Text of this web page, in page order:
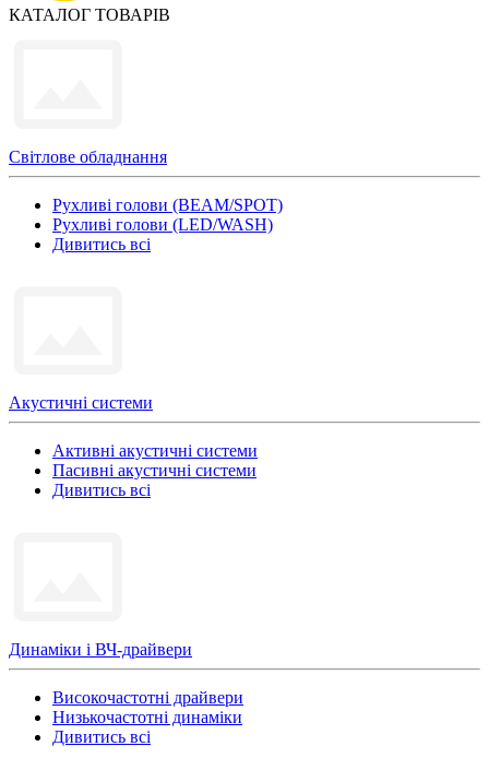
КАТАЛОГ ТОВАРІВ
Світлове обладнання
Рухливі голови (BEAM/SPOT)
Рухливі голови (LED/WASH)
Дивитись всі
Акустичні системи
Активні акустичні системи
Пасивні акустичні системи
Дивитись всі
Динаміки і ВЧ-драйвери
Високочастотні драйвери
Низькочастотні динаміки
Дивитись всі